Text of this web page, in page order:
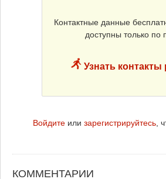
Контактные данные
доступны только по
Узнать контакты
Войдите или зарегистрируйтесь,
КОММЕНТАРИИ